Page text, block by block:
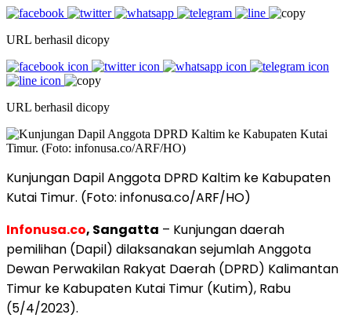
URL berhasil dicopy
URL berhasil dicopy
Kunjungan Dapil Anggota DPRD Kaltim ke Kabupaten
Kutai Timur. (Foto: infonusa.co/ARF/HO)
Infonusa.co, Sangatta – Kunjungan daerah
pemilihan (Dapil) dilaksanakan sejumlah Anggota
Dewan Perwakilan Rakyat Daerah (DPRD) Kalimantan
Timur ke Kabupaten Kutai Timur (Kutim), Rabu
(5/4/2023).